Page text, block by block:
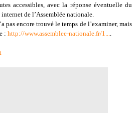
accessibles, avec la réponse éventuelle du
de l’Assemblée nationale.
pas encore trouvé le temps de l’examiner, mais
: http://www.assemblee-nationale.fr/1....